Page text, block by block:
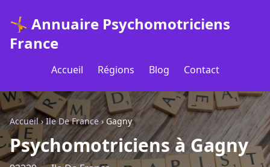
🤸 Annuaire Psychomotriciens
France
Accueil Régions Blog Contact
Accueil›Ile De France›Gagny
Psychomotriciens à Gagny